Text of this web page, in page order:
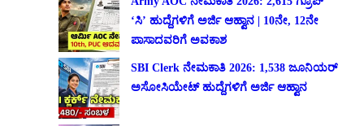
‘ಸಿ’ ಹುದ್ದೆಗಳಿಗೆ ಅರ್ಜಿ ಆಹ್ವಾನ | 10ನೇ, 12ನೇ
ಪಾಸಾದವರಿಗೆ ಅವಕಾಶ
SBI Clerk ನೇಮಕಾತಿ 2026: 1,538 ಜೂನಿಯರ್
ಅಸೋಸಿಯೇಟ್ ಹುದ್ದೆಗಳಿಗೆ ಅರ್ಜಿ ಆಹ್ವಾನ